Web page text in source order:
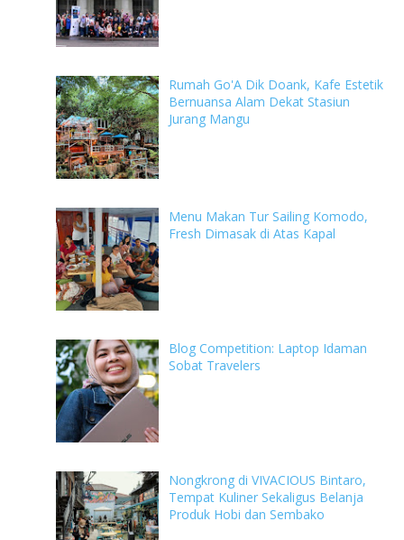
Rumah Go'A Dik Doank, Kafe Estetik
Bernuansa Alam Dekat Stasiun
Jurang Mangu
Menu Makan Tur Sailing Komodo,
Fresh Dimasak di Atas Kapal
Blog Competition: Laptop Idaman
Sobat Travelers
Nongkrong di VIVACIOUS Bintaro,
Tempat Kuliner Sekaligus Belanja
Produk Hobi dan Sembako